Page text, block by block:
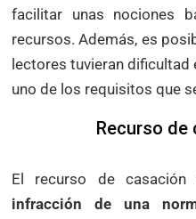
facilitar unas nociones
recursos. Además, es
lectores tuvieran
uno de los requisitos que
Recurso de
El recurso de
infracción de una